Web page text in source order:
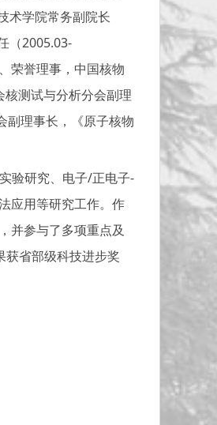
术学院常务副院长
（2005.03-
荣誉理事，中国核物
测试与分析分会副理
副理事长，《原子核物
验研究、电子/正电子-
应用等研究工作。作
并参与了多项重点及
获省部级科技进步奖